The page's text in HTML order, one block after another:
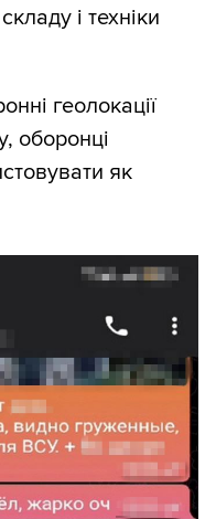
і техніки
геолокації
оборонці
як